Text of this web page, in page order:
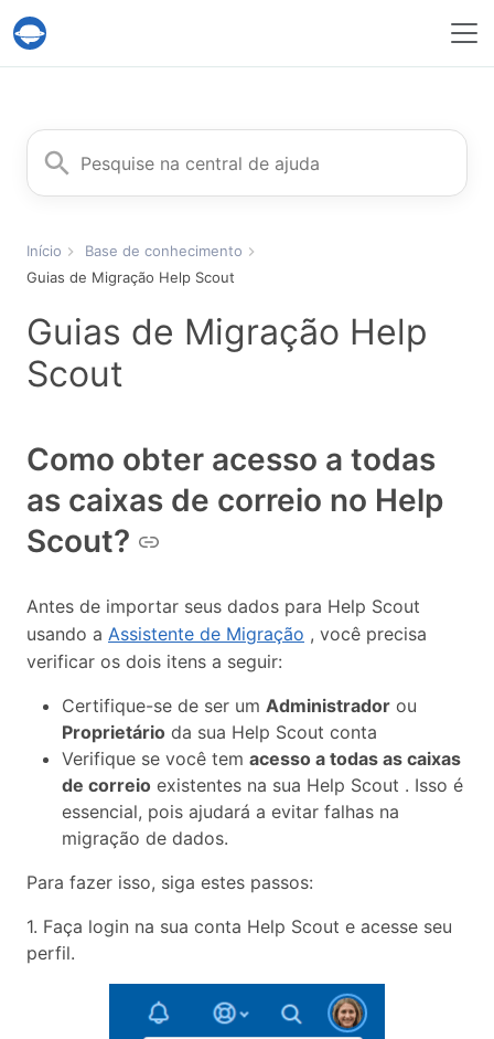
Serviço Help Desk Migration
Procurar
Início
Base de conhecimento
Guias de Migração Help Scout
Guias de Migração Help
Scout
Como obter acesso a todas
as caixas de correio no Help
Scout?
Antes de importar seus dados para Help Scout
usando a Assistente de Migração , você precisa
verificar os dois itens a seguir:
Certifique-se de ser um Administrador ou
Proprietário da sua Help Scout conta
Verifique se você tem acesso a todas as caixas
de correio existentes na sua Help Scout . Isso é
essencial, pois ajudará a evitar falhas na
migração de dados.
Para fazer isso, siga estes passos:
1. Faça login na sua conta Help Scout e acesse seu
perfil.